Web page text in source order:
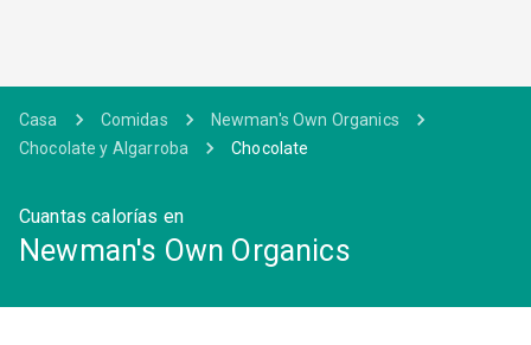
Casa Comidas
Newman's Own Organics
Chocolate y Algarroba
Chocolate
Cuantas calorías en
Newman's Own Organics